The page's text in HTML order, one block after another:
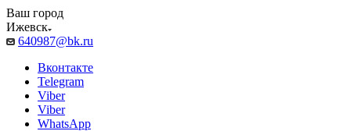
Ваш город
Ижевск
640987@bk.ru
Вконтакте
Telegram
Viber
Viber
WhatsApp